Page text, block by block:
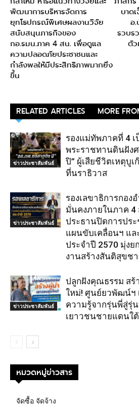
พัฒนาการบริหารจัดการ
ยุทโธปกรณ์พิเศษผลงานวิจัย
สนับสนุนภารกิจของ
กอ.รมน.ภาค 4 สน. เพื่อดูแล
ความปลอดภัยประชาชนและ
กำลังพลให้มีประสิทธิภาพมากยิ่ง
ขึ้น
บาด
อ.
รวบร
ตัว
RELATED ARTICLES MORE
ข่าวประชาสัมพันธ์
รองแม่ทัพภาคที่ 4
พระราชทานดินฝัง
ปิ” ผู้เสียชีวิตเหตุบูเ
ที่นราธิวาส
ข่าวประชาสัมพันธ์
รองเลขาธิการกอง
มั่นคงภายในภาค 4
ประธานปิดการปร
แผนขับเคลื่อนฯ แล
ประจำปี 2570 มุ่ง
งานสร้างสันติสุขช
ข่าวประชาสัมพันธ์
ปลูกฝังคุณธรรม สร้
ใหม่! ศูนย์ยวพัฒน์ฯ
ความรู้จากรุ่นพี่สู่รุ่
เยาวชนชายแดนใต้
หมวดหมู่ข่าวสาร
จัดซื้อ จัดจ้าง